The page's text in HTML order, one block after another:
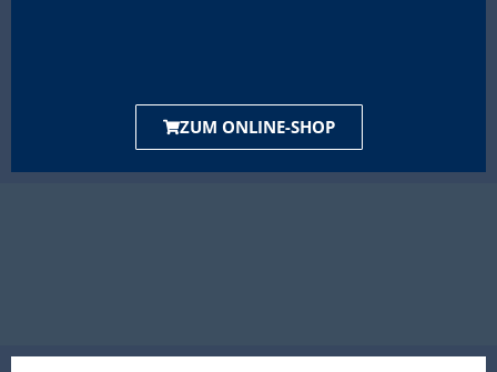
ZUM ONLINE-SHOP